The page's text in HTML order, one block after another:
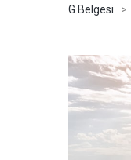
G Belgesi >